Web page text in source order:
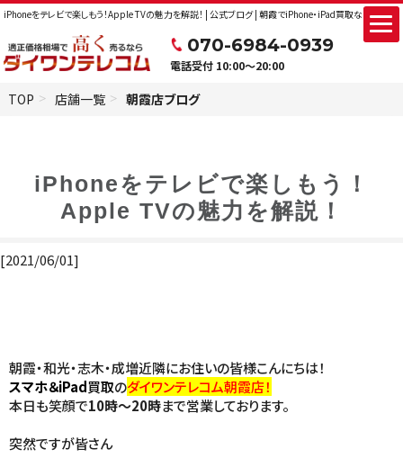
iPhoneをテレビで楽しもう！Apple TVの魅力を解説！ | 公式ブログ | 朝霞でiPhone・iPad買取ならスマ
070-6984-0939
電話受付 10:00〜20:00
TOP 店舗一覧 朝霞店ブログ
iPhoneをテレビで楽しもう！
Apple TVの魅力を解説！
[2021/06/01]
朝霞・和光・志木・成増近隣にお住いの皆様こんにちは！
スマホ＆iPad買取のダイワンテレコム朝霞店！
本日も笑顔で10時～20時まで営業しております。
突然ですが皆さん